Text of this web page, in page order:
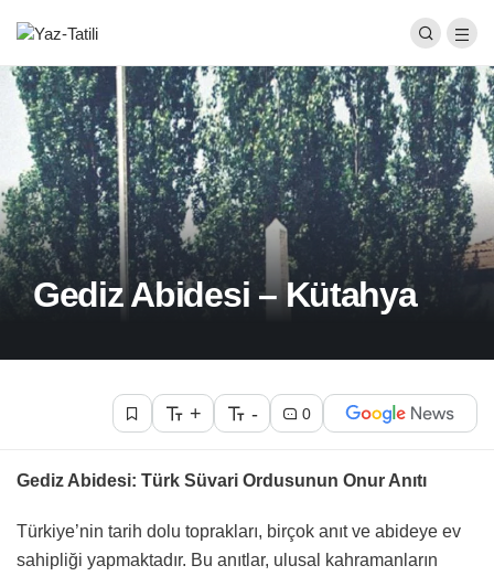
Gediz Abidesi – Kütahya
+ - 0
Gediz Abidesi: Türk Süvari Ordusunun Onur Anıtı
Türkiye’nin tarih dolu toprakları, birçok anıt ve abideye ev
sahipliği yapmaktadır. Bu anıtlar, ulusal kahramanların